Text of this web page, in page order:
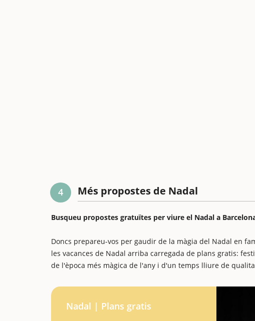
4 Més propostes de Nadal
Busqueu propostes gratuïtes per viure el Nadal a
Doncs prepareu-vos per gaudir de la màgia del Nadal en
les vacances de Nadal arriba carregada de plans gratis:
de l'època més màgica de l'any i d'un temps lliure de
Nadal | Plans gratis